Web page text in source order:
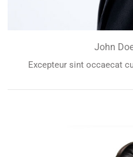
John
Excepteur sint occaecat